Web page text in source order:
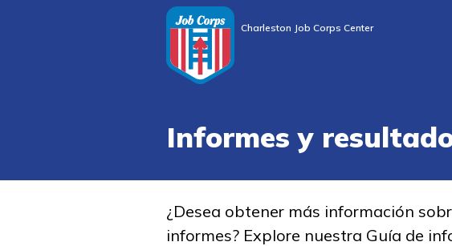
Charleston Job Corps Center
Informes y
¿Desea obtener más información
informes? Explore nuestra Guía de